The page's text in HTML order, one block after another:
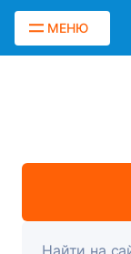
МЕНЮ